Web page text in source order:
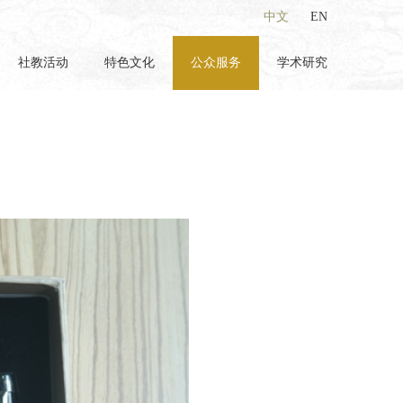
中文 EN
社教活动 特色文化 公众服务 学术研究